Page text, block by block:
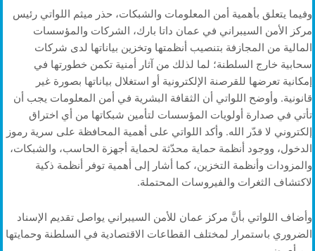
وفيما يتعلق بأهمية أمن المعلومات والشبكات، حذر ميثم اللواتي رئيس
مركز الأمن السيبراني في عمان داتا بارك، الشركات والمؤسسات
المالية من المجازفة بتنصيب أنظمتها وتخزين بياناتها لدى شركات
سحابية خارج السلطنة؛ لما لذلك من آثار أمنية تكمن خطورتها في
إمكانية تعرضها للقرصنة الإلكترونية أو استغلال بياناتها بصورة غير
قانونية. وأوضح اللواتي أن الثقافة البشرية في أمن المعلومات يجب أن
تأتي في صدارة أولويات المؤسسات لتأمين شبكاتها من أي اختراق
إلكتروني لا قدّر الله. وأكد اللواتي على أهمية المحافظة على سرية رموز
الدخول، ووجود أنظمة حماية محدّثة لحماية أجهزة الحاسب، والشبكات،
والمزودات وأنظمة التخزين، كما أشار إلى أهمية توفر أنظمة ذكية
لاكتشاف الثغرات والفيروسات المحتملة.
وأضاف اللواتي بأنَّ مركز عمان للأمن السيبراني يواصل تقديم الإسناد
الضروري باستمرار لمختلف القطاعات الاقتصادية في السلطنة وحمايتها